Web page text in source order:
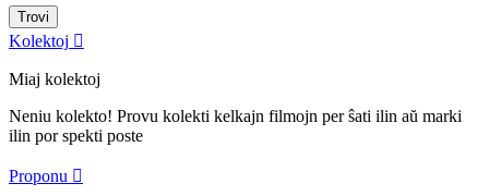
Kolektoj 
Miaj kolektoj
Neniu kolekto! Provu kolekti kelkajn filmojn per ŝati ilin aŭ marki
ilin por spekti poste
Proponu 